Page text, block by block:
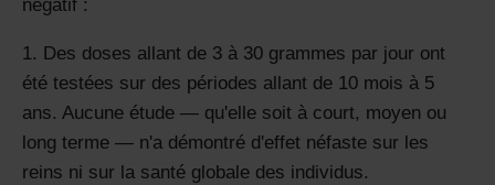
négatif :
Des doses allant de 3 à 30 grammes par jour ont
été testées sur des périodes allant de 10 mois à 5
ans. Aucune étude — qu'elle soit à court, moyen ou
long terme — n'a démontré d'effet néfaste sur les
reins ni sur la santé globale des individus.